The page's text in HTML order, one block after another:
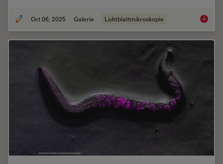
Oct 06, 2025 Galerie Lichtblattmikroskopie Focus